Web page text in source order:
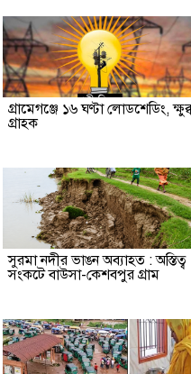
গ্রামেগঞ্জে ১৬ ঘণ্টা লোডশেডিং,
গ্রাহক
সুরমা নদীর ভাঙন অব্যাহত : অস্তিত্ব
সংকটে বাউসা-কেশবপুর গ্রাম